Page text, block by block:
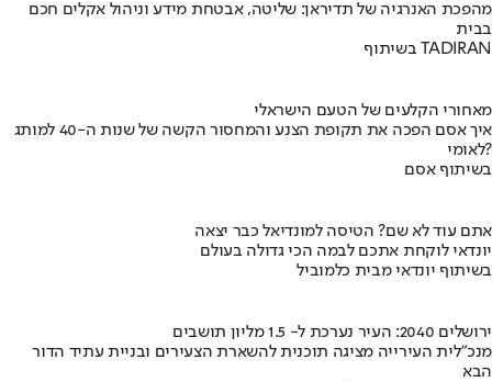
מהפכת האנרגיה של תדיראן: שליטה, אבטחת מידע וניהול אקלים חכם
בבית
בשיתוף TADIRAN
מאחורי הקלעים של הטעם הישראלי
איך אסם הפכה את תקופת הצנע והמחסור הקשה של שנות ה-40 למותג
לאומי?
בשיתוף אסם
אתם עוד לא שם? הטיסה למונדיאל כבר יצאה
יונדאי לוקחת אתכם לבמה הכי גדולה בעולם
בשיתוף יונדאי מבית כלמוביל
ירושלים 2040: העיר נערכת ל- 1.5 מליון תושבים
מנכ"לית העירייה מציגה תוכנית להשארת הצעירים ובניית עתיד הדור
הבא